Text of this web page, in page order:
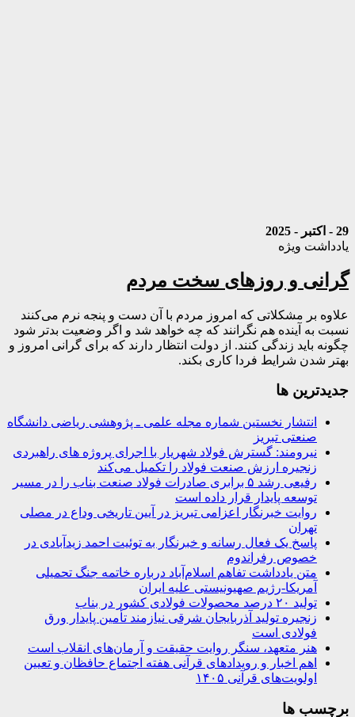
29 - اکتبر - 2025
یادداشت ویژه
گرانی و روزهای سخت مردم
علاوه بر مشکلاتی که امروز مردم با آن دست و پنجه نرم‌ می‌کنند
نسبت به آینده هم نگرانند که چه خواهد شد و اگر وضعیت بدتر شود
چگونه باید زندگی کنند. از دولت انتظار دارند که برای گرانی امروز و
بهتر شدن شرایط فردا کاری بکند.
جديدترين ها
انتشار نخستین شماره مجله علمی ـ پژوهشی ریاضی دانشگاه
صنعتی تبریز
نیرومند: گسترش فولاد شهریار با اجرای پروژه های راهبردی
زنجیره ارزش صنعت فولاد را تکمیل می‌کند
رفیعی رشد ۵ برابری صادرات فولاد صنعت بناب را در مسیر
توسعه پایدار قرار داده است
روایت خبرنگار اعزامی تبریز در آیین تاریخی وداع در مصلی
تهران
پاسخ یک فعال رسانه و خبرنگار به توئیت احمد زیدآبادی در
خصوص رفراندوم
متن یادداشت تفاهم اسلام‌آباد درباره خاتمه جنگ تحمیلی
آمریکا-رژیم صهیونیستی علیه ایران
تولید ۲۰ درصد محصولات فولادی کشور در بناب
زنجیره تولید آذربایجان شرقی نیازمند تأمین پایدار ورق
فولادی است
هنر متعهد، سنگر روایت حقیقت و آرمان‌های انقلاب است
اهم اخبار و رویدادهای قرآنی هفته اجتماع حافظان و تعیین
اولویت‌های قرآنی ۱۴۰۵
برچسب ها